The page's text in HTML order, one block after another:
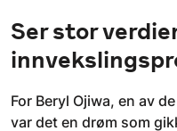
Ser stor
For Beryl Ojiwa, en av
var det en drøm som